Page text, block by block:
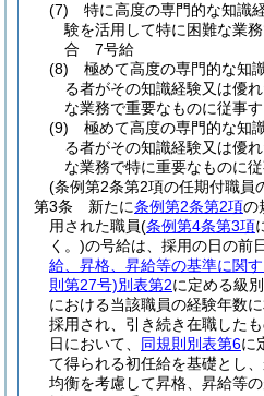
(7)
特に高度の専門的な知識
験を活用して特に困難な業
合 7号給
(8)
極めて高度の専門的な知
る者がその知識経験又は優
な業務で重要なものに従事
(9)
極めて高度の専門的な知
る者がその知識経験又は優
な業務で特に重要なものに
(条例第2条第2項の任期付職員
第3条
新たに条例第2条第2項の
用された職員(条例第4条第3項
く。)の号給は、採用の日の前
給、昇格、昇給等の基準に関す
則第27号)別表第2に定める級
における当該職員の経験年数
採用され、引き続き在職した
日において、 同規則別表第6に
て得られる初任給を基礎とし
均衡を考慮して昇格、昇給等